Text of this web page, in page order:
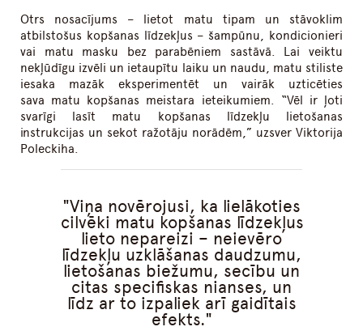
Otrs nosacījums – lietot matu tipam un stāvoklim
atbilstošus kopšanas līdzekļus – šampūnu, kondicionieri
vai matu masku bez parabēniem sastāvā. Lai veiktu
nekļūdīgu izvēli un ietaupītu laiku un naudu, matu stiliste
iesaka mazāk eksperimentēt un vairāk uzticēties
sava matu kopšanas meistara ieteikumiem. “Vēl ir ļoti
svarīgi lasīt matu kopšanas līdzekļu lietošanas
instrukcijas un sekot ražotāju norādēm,” uzsver Viktorija
Poleckiha.
Viņa novērojusi, ka lielākoties
cilvēki matu kopšanas līdzekļus
lieto nepareizi – neievēro
līdzekļu uzklāšanas daudzumu,
lietošanas biežumu, secību un
citas specifiskas nianses, un
līdz ar to izpaliek arī gaidītais
efekts.